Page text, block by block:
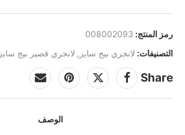
رمز المنتج: 008002093
التصنيفات: لانجري بيج سايز , لانجري قصير بيج سايز
Share
الوصف